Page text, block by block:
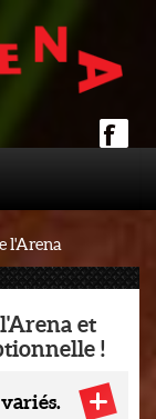
l'Arena
et
!